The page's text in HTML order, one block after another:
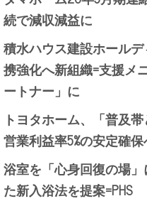
続で減収減益に
積水ハウス建設ホール
携強化へ新組織=支援メ
ートナー」に
トヨタホーム、「普及
営業利益率5%の安定確
浴室を「心身回復の場
た新入浴法を提案=PHS